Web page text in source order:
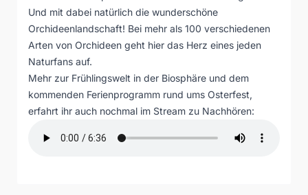
Und mit dabei natürlich die wunderschöne
Orchideenlandschaft! Bei mehr als 100 verschiedenen
Arten von Orchideen geht hier das Herz eines jeden
Naturfans auf.
Mehr zur Frühlingswelt in der Biosphäre und dem
kommenden Ferienprogramm rund ums Osterfest,
erfahrt ihr auch nochmal im Stream zu Nachhören: